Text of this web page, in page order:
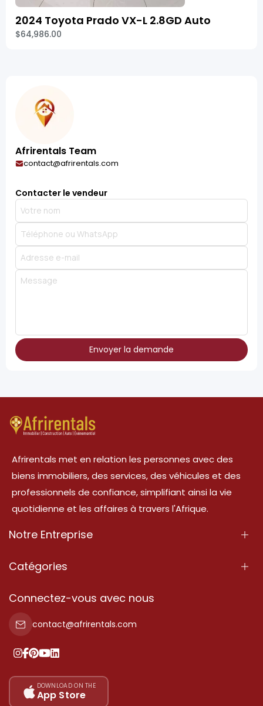
2024 Toyota Prado VX-L 2.8GD Auto
$64,986.00
Afrirentals Team
contact@afrirentals.com
Contacter le vendeur
Envoyer la demande
Afrirentals met en relation les personnes avec des
biens immobiliers, des services, des véhicules et des
professionnels de confiance, simplifiant ainsi la vie
quotidienne et les affaires à travers l'Afrique.
Notre Entreprise
À Propos
Conditions d'Utilisation
Politique de Confidentialité
Nos tarifs
Plan du site
Catégories
Propriété
Propriété à vendre
Propriété à louer
Ajoutez votre témoignage
Connectez-vous avec nous
contact@afrirentals.com
DOWNLOAD ON THE
App Store